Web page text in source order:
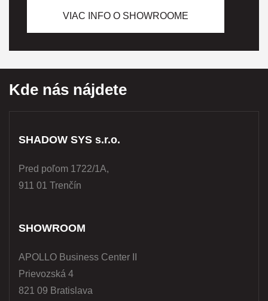
VIAC INFO O SHOWROOME
Kde nás nájdete
SHADOW SYS s.r.o.
Pred poľom 1722/1A,
911 01 Trenčín
SHOWROOM
APOLLO Business Center II
Prievozská 4
821 09 Bratislava